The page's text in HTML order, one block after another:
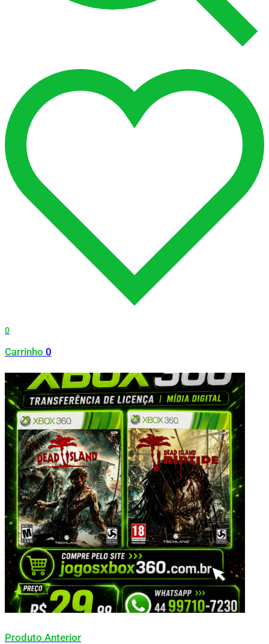
0
Carrinho 0
Produto Anterior